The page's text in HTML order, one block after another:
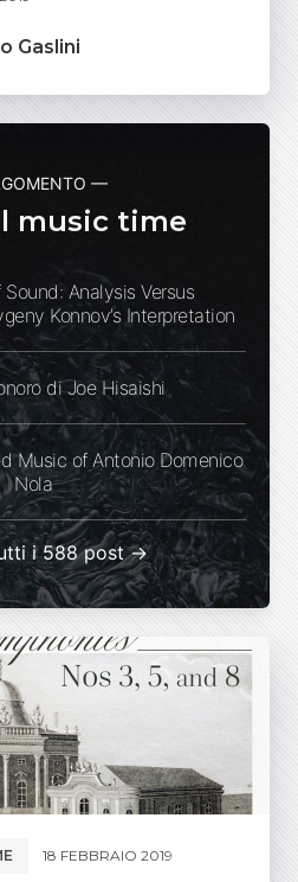
Gaslini
—
music time
Analysis Versus
Konnov’s Interpretation
di Joe Hisaishi
Music of Antonio Domenico
Nola
i 588 post →
18 FEBBRAIO 2019